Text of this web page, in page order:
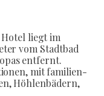
Hotel liegt im
vom Stadtbad
entfernt.
mit familien-
Höhlenbädern,